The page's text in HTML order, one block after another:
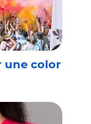
une color